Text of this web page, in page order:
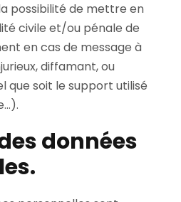
possibilité de mettre en
civile et/ou pénale de
en cas de message à
diffamant, ou
que soit le support utilisé
données